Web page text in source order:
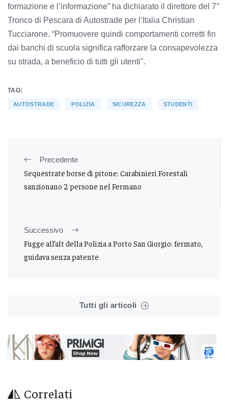
formazione e l’informazione” ha dichiarato il direttore del 7°
Tronco di Pescara di Autostrade per l’Italia Christian
Tucciarone. “Promuovere quindi comportamenti corretti fin
dai banchi di scuola significa rafforzare la consapevolezza
su strada, a beneficio di tutti gli utenti".
TAG:
AUTOSTRADE POLIZIA SICUREZZA STUDENTI
Precedente
Sequestrate borse di pitone: Carabinieri Forestali
sanzionano 2 persone nel Fermano
Successivo
Fugge all’alt della Polizia a Porto San Giorgio: fermato,
guidava senza patente
Tutti gli articoli
Correlati